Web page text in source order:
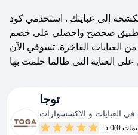
إلى عبايتك . استخدمي كود
توجا 2024 من تطبيق صحصح واحصلي على خصم
العبايات الفاخرة. تسوقي الآن
توجا
في العبايات و الاكسسوارات
5.0